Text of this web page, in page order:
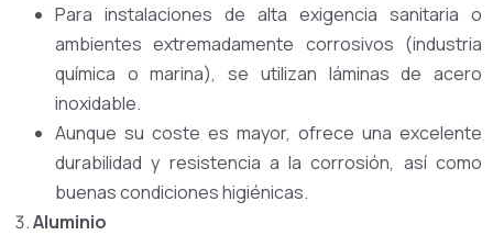
Para instalaciones de alta exigencia sanitaria o
ambientes extremadamente corrosivos (industria
química o marina), se utilizan láminas de acero
inoxidable.
Aunque su coste es mayor, ofrece una excelente
durabilidad y resistencia a la corrosión, así como
buenas condiciones higiénicas.
Aluminio